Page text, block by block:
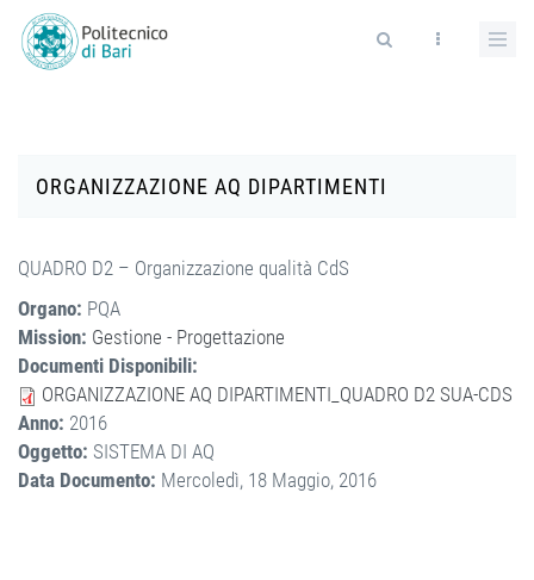
Salta al contenuto principale
ORGANIZZAZIONE AQ DIPARTIMENTI
QUADRO D2 – Organizzazione qualità CdS
Organo: PQA
Mission: Gestione - Progettazione
Documenti Disponibili:
ORGANIZZAZIONE AQ DIPARTIMENTI_QUADRO D2 SUA-CDS
Anno: 2016
Oggetto: SISTEMA DI AQ
Data Documento: Mercoledì, 18 Maggio, 2016